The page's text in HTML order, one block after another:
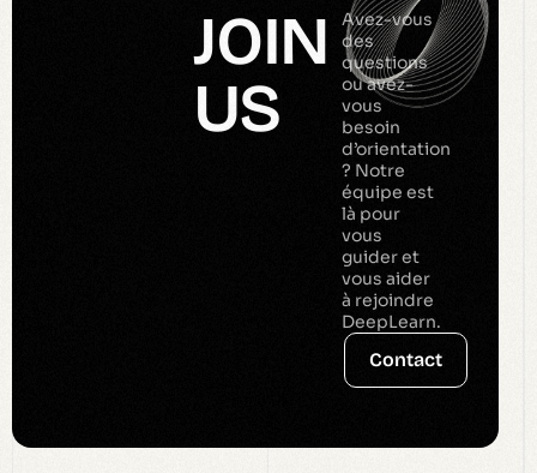
JOIN
US
Avez-vous
des
questions
ou avez-
vous
besoin
d’orientation
? Notre
équipe est
là pour
vous
guider et
vous aider
à rejoindre
DeepLearn.
Contact